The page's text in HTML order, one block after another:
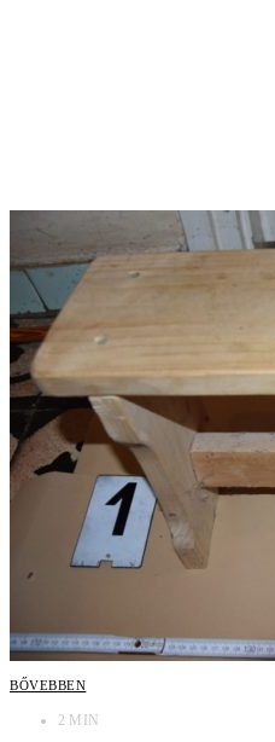
BŐVEBBEN
2 MIN